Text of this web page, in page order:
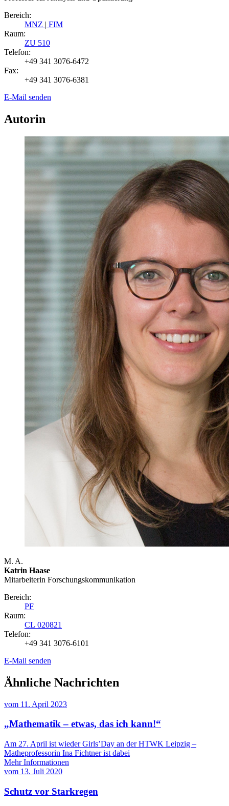
Bereich:
MNZ | FIM
Raum:
ZU 510
Telefon:
+49 341 3076-6472
Fax:
+49 341 3076-6381
E-Mail senden
Autorin
M. A.
Katrin Haase
Mitarbeiterin Forschungs­kommunikation
Bereich:
PF
Raum:
CL 020821
Telefon:
+49 341 3076-6101
E-Mail senden
Ähnliche Nachrichten
vom 11. April 2023
„Mathematik – etwas, das ich kann!“
Am 27. April ist wieder Girls’Day an der HTWK Leipzig –
Matheprofessorin Ina Fichtner ist dabei
Mehr Informationen
vom 13. Juli 2020
Schutz vor Starkregen